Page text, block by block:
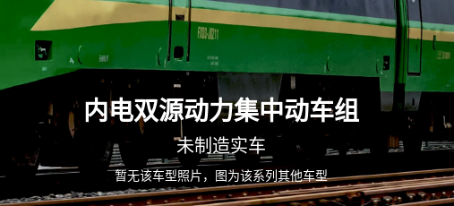
内电双源动力集中动车组
未制造实车
暂无该车型照片，图为该系列其他车型